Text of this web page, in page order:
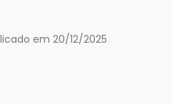
em 20/12/2025